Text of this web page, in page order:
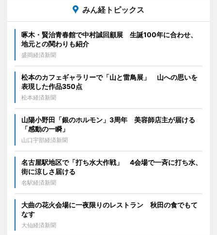
みん経トピックス
啄木・賢治青春館で中村誠回顧展 生誕100年に合わせ、
地元との関わりも紹介
盛岡経済新聞
松本のカフェギャラリーで「山と雷鳥展」 山への思いを
表現した作品350点
松本経済新聞
山陽小野田「銀のホルモン」3周年 美容師店主が届ける
「感動の一瞬」
山口宇部経済新聞
名古屋駅地区で「打ち水大作戦」 4会場で一斉に打ち水、
街に涼しさ届ける
名駅経済新聞
大曲の花火会場に一夜限りのレストラン 秋田の食でもて
なす
大仙経済新聞